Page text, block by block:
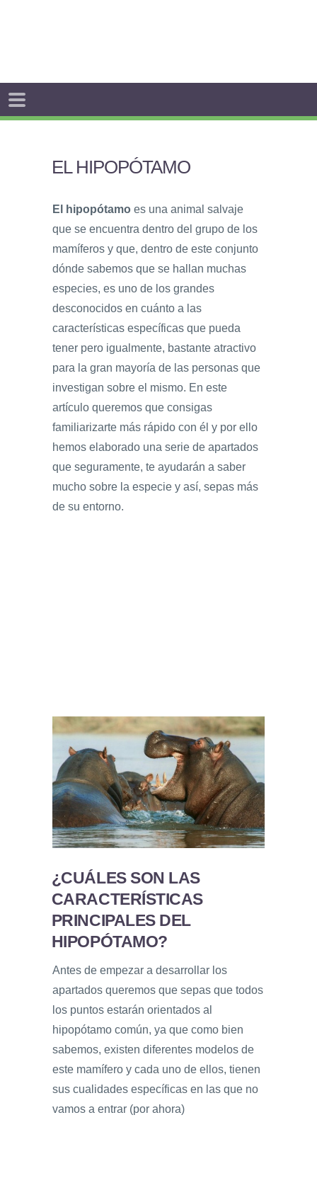
EL HIPOPÓTAMO
El hipopótamo es una animal salvaje
que se encuentra dentro del grupo de los
mamíferos y que, dentro de este conjunto
dónde sabemos que se hallan muchas
especies, es uno de los grandes
desconocidos en cuánto a las
características específicas que pueda
tener pero igualmente, bastante atractivo
para la gran mayoría de las personas que
investigan sobre el mismo. En este
artículo queremos que consigas
familiarizarte más rápido con él y por ello
hemos elaborado una serie de apartados
que seguramente, te ayudarán a saber
mucho sobre la especie y así, sepas más
de su entorno.
¿CUÁLES SON LAS
CARACTERÍSTICAS
PRINCIPALES DEL
HIPOPÓTAMO?
Antes de empezar a desarrollar los
apartados queremos que sepas que todos
los puntos estarán orientados al
hipopótamo común, ya que como bien
sabemos, existen diferentes modelos de
este mamífero y cada uno de ellos, tienen
sus cualidades específicas en las que no
vamos a entrar (por ahora)